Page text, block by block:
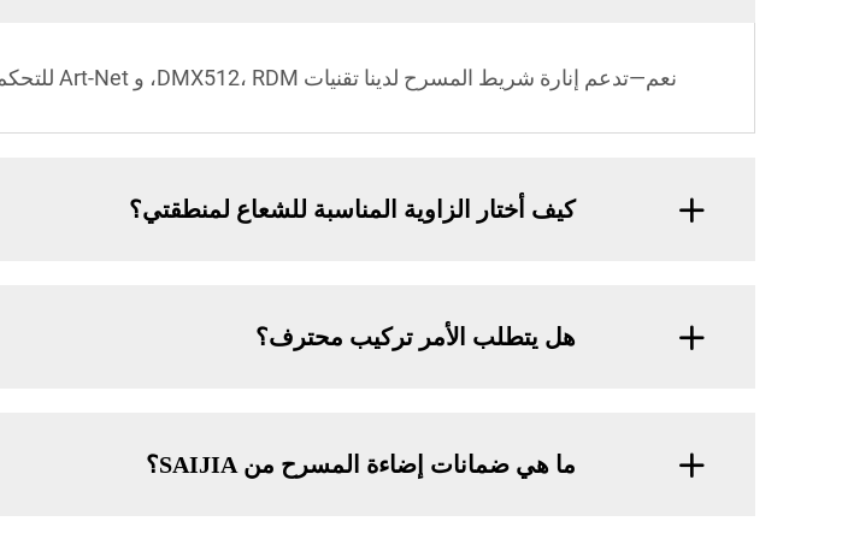
نعم—تدعم إنارة شريط المسرح لدينا تقنيات DMX512، RDM، و Art-Net للتحكم السلس.
كيف أختار الزاوية المناسبة للشعاع لمنطقتي؟
هل يتطلب الأمر تركيب محترف؟
ما هي ضمانات إضاءة المسرح من SAIJIA؟